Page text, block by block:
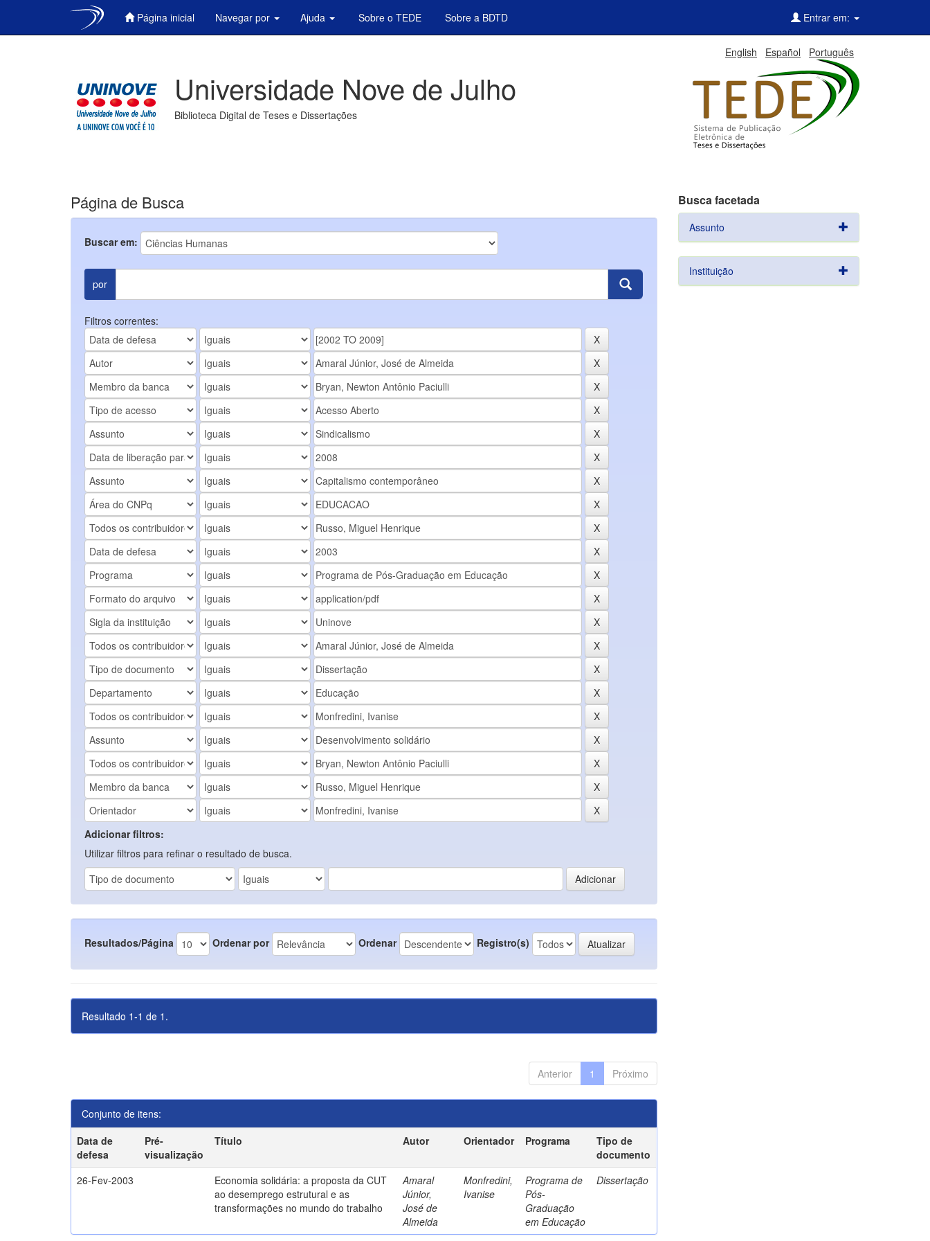
Página inicial Navegar por Ajuda Sobre o TEDE Sobre a BDTD Entrar em:
English Español Português
Universidade Nove de Julho
Biblioteca Digital de Teses e Dissertações
Página de Busca
Buscar em:
por
Filtros correntes:
Adicionar filtros:
Utilizar filtros para refinar o resultado de busca.
Resultados/Página Ordenar por Ordenar Registro(s)
Resultado 1-1 de 1.
Anterior 1 Próximo
Conjunto de itens:
Data de
defesa
Pré-
visualização
Título Autor Orientador Programa
Tipo de
documento
26-Fev-2003
Economia solidária: a proposta da CUT
ao desemprego estrutural e as
transformações no mundo do trabalho
Amaral
Júnior,
José de
Almeida
Monfredini,
Ivanise
Programa de
Pós-
Graduação
em Educação
Dissertação
Busca facetada
Assunto
Instituição